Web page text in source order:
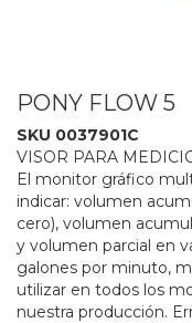
PONY FLOW 5
SKU 0037901C
VISOR PARA
El monitor gráfico
indicar: volumen
cero), volumen
y volumen parcial en
galones por minuto,
utilizar en todos los
nuestra producción.